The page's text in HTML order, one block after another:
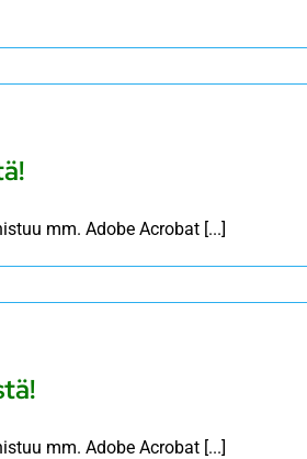
mm. Adobe Acrobat [...]
mm. Adobe Acrobat [...]